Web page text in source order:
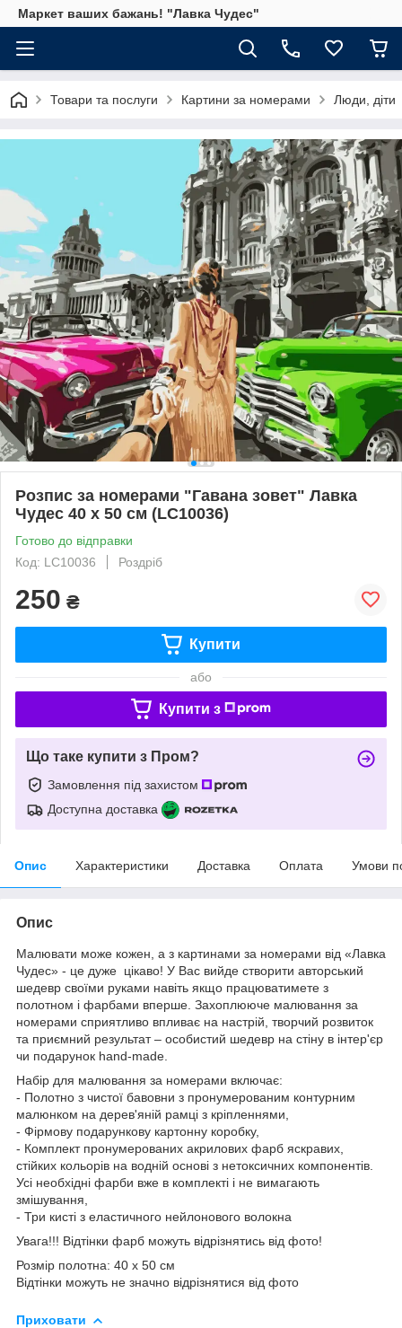
Маркет ваших бажань! "Лавка Чудес"
Товари та послуги Картини за номерами Люди, діти
Розпис за номерами "Гавана зовет" Лавка
Чудес 40 x 50 см (LC10036)
Готово до відправки
Код: LC10036
Роздріб
250 ₴
Купити
або
Купити з
Що таке купити з Пром?
Замовлення під захистом
Доступна доставка
Опис Характеристики Доставка Оплата Умови
Опис
Малювати може кожен, а з картинами за номерами від «Лавка
Чудес» - це дуже цікаво! У Вас вийде створити авторський
шедевр своїми руками навіть якщо працюватимете з
полотном і фарбами вперше. Захоплююче малювання за
номерами сприятливо впливає на настрій, творчий розвиток
та приємний результат – особистий шедевр на стіну в інтер'єр
чи подарунок hand-made.
Набір для малювання за номерами включає:
- Полотно з чистої бавовни з пронумерованим контурним
малюнком на дерев'яній рамці з кріпленнями,
- Фірмову подарункову картонну коробку,
- Комплект пронумерованих акрилових фарб яскравих,
стійких кольорів на водній основі з нетоксичних компонентів.
Усі необхідні фарби вже в комплекті і не вимагають
змішування,
- Три кисті з еластичного нейлонового волокна
Увага!!! Відтінки фарб можуть відрізнятись від фото!
Розмір полотна: 40 х 50 см
Відтінки можуть не значно відрізнятися від фото
Приховати